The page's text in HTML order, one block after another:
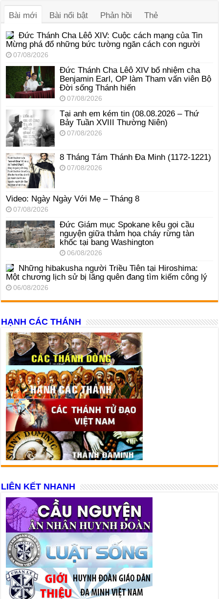
Bài mới Bài nổi bật Phản hồi Thẻ
Đức Thánh Cha Lêô XIV: Cuộc cách mạng của Tin
Mừng phá đổ những bức tường ngăn cách con người
07/08/2026
Đức Thánh Cha Lêô XIV bổ nhiệm cha
Benjamin Earl, OP làm Tham vấn viên Bộ
Đời sống Thánh hiến
07/08/2026
Tại anh em kém tin (08.08.2026 – Thứ
Bảy Tuần XVIII Thường Niên)
07/08/2026
8 Tháng Tám Thánh Ða Minh (1172-1221)
07/08/2026
Video: Ngày Ngày Với Mẹ – Tháng 8
07/08/2026
Đức Giám mục Spokane kêu gọi cầu
nguyện giữa thảm họa cháy rừng tàn
khốc tại bang Washington
06/08/2026
Những hibakusha người Triều Tiên tại Hiroshima:
Một chương lịch sử bị lãng quên đang tìm kiếm công lý
06/08/2026
HẠNH CÁC THÁNH
LIÊN KẾT NHANH